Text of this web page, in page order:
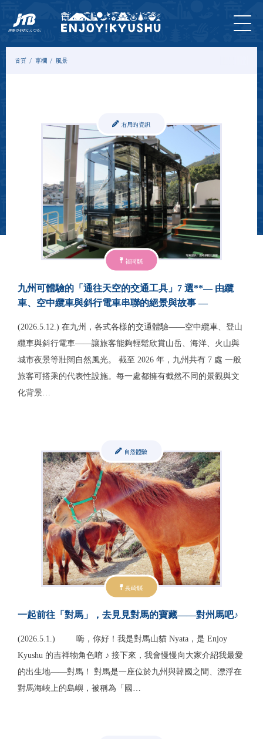
首頁 專欄 風景
福岡縣
有用的資訊
九州可體驗的「通往天空的交通工具」7 選**— 由纜
車、空中纜車與斜行電車串聯的絕景與故事 —
(2026.5.12.) 在九州，各式各樣的交通體驗——空中纜車、登山
纜車與斜行電車——讓旅客能夠輕鬆欣賞山岳、海洋、火山與
城市夜景等壯闊自然風光。 截至 2026 年，九州共有 7 處 一般
旅客可搭乘的代表性設施。每一處都擁有截然不同的景觀與文
化背景…
長崎縣
自然體驗
一起前往「對馬」，去見見對馬的寶藏——對州馬吧♪
(2026.5.1.) 嗨，你好！我是對馬山貓 Nyata，是 Enjoy
Kyushu 的吉祥物角色唷 ♪ 接下來，我會慢慢向大家介紹我最愛
的出生地——對馬！ 對馬是一座位於九州與韓國之間、漂浮在
對馬海峽上的島嶼，被稱為「國…
首
頁
最新
資訊
旅遊
＆體
驗
門
票